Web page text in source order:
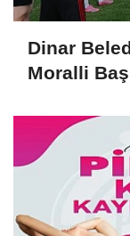
Dinar
Moralli